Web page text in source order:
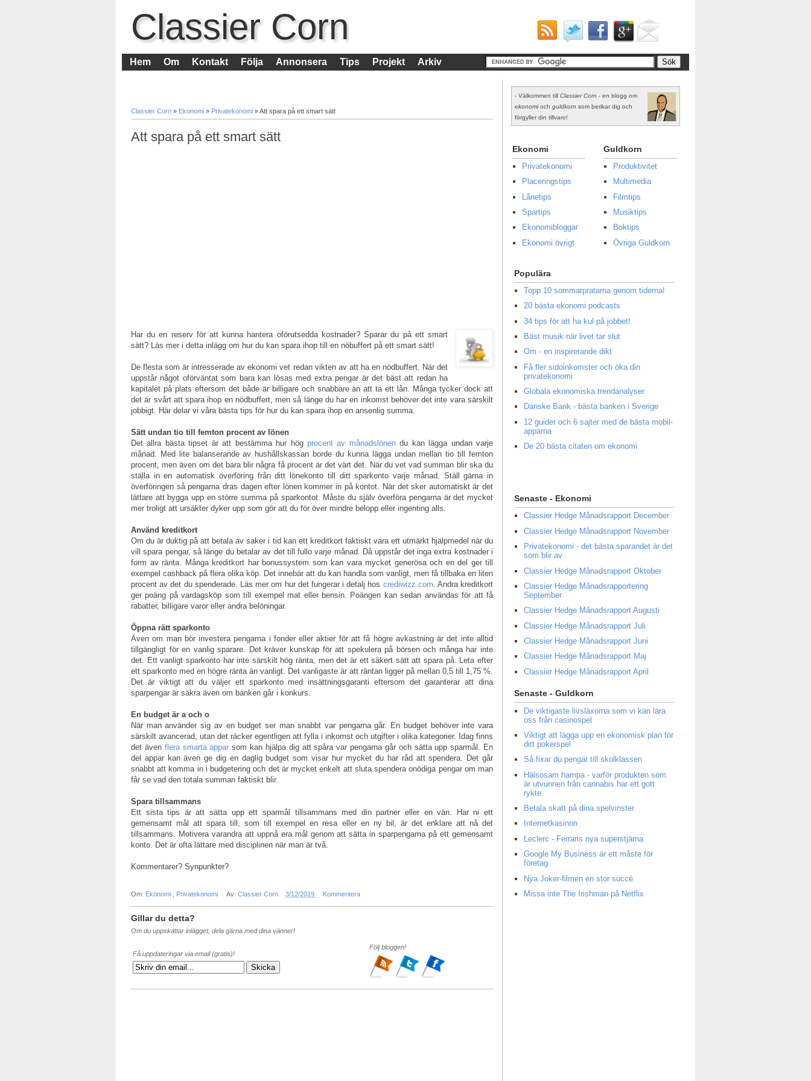
Classier Corn
Hem Om Kontakt Följa Annonsera Tips Projekt Arkiv
Classier Corn » Ekonomi » Privatekonomi »Att spara på ett smart sätt
Att spara på ett smart sätt
Har du en reserv för att kunna hantera oförutsedda kostnader? Sparar du på ett smart
sätt? Läs mer i detta inlägg om hur du kan spara ihop till en nöbuffert på ett smart sätt!
De flesta som är intresserade av ekonomi vet redan vikten av att ha en nödbuffert. När det
uppstår något oförväntat som bara kan lösas med extra pengar är det bäst att redan ha
kapitalet på plats eftersom det både är billigare och snabbare än att ta ett lån. Många tycker dock att
det är svårt att spara ihop en nödbuffert, men så länge du har en inkomst behöver det inte vara särskilt
jobbigt. Här delar vi våra bästa tips för hur du kan spara ihop en ansenlig summa.
Sätt undan tio till femton procent av lönen
Det allra bästa tipset är att bestämma hur hög procent av månadslönendu kan lägga undan varje
månad. Med lite balanserande av hushållskassan borde du kunna lägga undan mellan tio till femton
procent, men även om det bara blir några få procent är det värt det. När du vet vad summan blir ska du
ställa in en automatisk överföring från ditt lönekonto till ditt sparkonto varje månad. Ställ gärna in
överföringen så pengarna dras dagen efter lönen kommer in på kontot. När det sker automatiskt är det
lättare att bygga upp en större summa på sparkontot. Måste du själv överföra pengarna är det mycket
mer troligt att ursäkter dyker upp som gör att du för över mindre belopp eller ingenting alls.
Använd kreditkort
Om du är duktig på att betala av saker i tid kan ett kreditkort faktiskt vara ett utmärkt hjälpmedel när du
vill spara pengar, så länge du betalar av det till fullo varje månad. Då uppstår det inga extra kostnader i
form av ränta. Många kreditkort har bonussystem som kan vara mycket generösa och en del ger till
exempel cashback på flera olika köp. Det innebär att du kan handla som vanligt, men få tillbaka en liten
procent av det du spenderade. Läs mer om hur det fungerar i detalj hos crediwizz.com. Andra kreditkort
ger poäng på vardagsköp som till exempel mat eller bensin. Poängen kan sedan användas för att få
rabatter, billigare varor eller andra belöningar.
Öppna rätt sparkonto
Även om man bör investera pengarna i fonder eller aktier för att få högre avkastning är det inte alltid
tillgängligt för en vanlig sparare. Det kräver kunskap för att spekulera på börsen och många har inte
det. Ett vanligt sparkonto har inte särskilt hög ränta, men det är ett säkert sätt att spara på. Leta efter
ett sparkonto med en högre ränta än vanligt. Det vanligaste är att räntan ligger på mellan 0,5 till 1,75 %.
Det är viktigt att du väljer ett sparkonto med insättningsgaranti eftersom det garanterar att dina
sparpengar är säkra även om banken går i konkurs.
En budget är a och o
När man använder sig av en budget ser man snabbt var pengarna går. En budget behöver inte vara
särskilt avancerad, utan det räcker egentligen att fylla i inkomst och utgifter i olika kategorier. Idag finns
det även flera smarta appar som kan hjälpa dig att spåra var pengarna går och sätta upp sparmål. En
del appar kan även ge dig en daglig budget som visar hur mycket du har råd att spendera. Det går
snabbt att komma in i budgetering och det är mycket enkelt att sluta spendera onödiga pengar om man
får se vad den totala summan faktiskt blir.
Spara tillsammans
Ett sista tips är att sätta upp ett sparmål tillsammans med din partner eller en vän. Har ni ett
gemensamt mål att spara till, som till exempel en resa eller en ny bil, är det enklare att nå det
tillsammans. Motivera varandra att uppnå era mål genom att sätta in sparpengarna på ett gemensamt
konto. Det är ofta lättare med disciplinen när man är två.
Kommentarer? Synpunkter?
Om: Ekonomi Privatekonomi Av:Classier Corn 3/12/2019 Kommentera
Gillar du detta?
Om du uppskattar inlägget, dela gärna med dina vänner!
Få uppdateringar via email (gratis)!
Följ bloggen!
- Välkommen till Classier Corn - en blogg om
ekonomioch guldkorn som berikar dig och
förgyller din tillvaro!
Ekonomi
Privatekonomi
Placeringstips
Lånetips
Spartips
Ekonomibloggar
Ekonomi övrigt
Guldkorn
Produktivitet
Multimedia
Filmtips
Musiktips
Boktips
Övriga Guldkorn
Populära
Topp 10 sommarpratarna genom tiderna!
20 bästa ekonomi podcasts
34 tips för att ha kul på jobbet!
Bäst musik när livet tar slut
Om - en inspirerande dikt
Få fler sidoinkomster och öka din
privatekonomi
Globala ekonomiska trendanalyser
Danske Bank - bästa banken i Sverige
12 guider och 6 sajter med de bästa mobil-
apparna
De 20 bästa citaten om ekonomi
Senaste - Ekonomi
Classier Hedge Månadsrapport December
Classier Hedge Månadsrapport November
Privatekonomi - det bästa sparandet är det
som blir av
Classier Hedge Månadsrapport Oktober
Classier Hedge Månadsrapportering
September
Classier Hedge Månadsrapport Augusti
Classier Hedge Månadsrapport Juli
Classier Hedge Månadsrapport Juni
Classier Hedge Månadsrapport Maj
Classier Hedge Månadsrapport April
Senaste - Guldkorn
De viktigaste livsläxorna som vi kan lära
oss från casinospel
Viktigt att lägga upp en ekonomisk plan för
ditt pokerspel
Så fixar du pengar till skolklassen
Hälsosam hampa - varför produkten som
är utvunnen från cannabis har ett gott
rykte
Betala skatt på dina spelvinster
Internetkasinon
Leclerc - Ferraris nya superstjärna
Google My Business är ett måste för
företag
Nya Joker-filmen en stor succé
Missa inte The Irishman på Netflix